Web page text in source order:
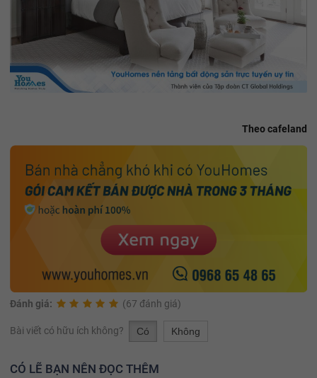
Theo cafeland
Đánh giá: (67 đánh giá)
Bài viết có hữu ích không? Có Không
CÓ LẼ BẠN NÊN ĐỌC THÊM